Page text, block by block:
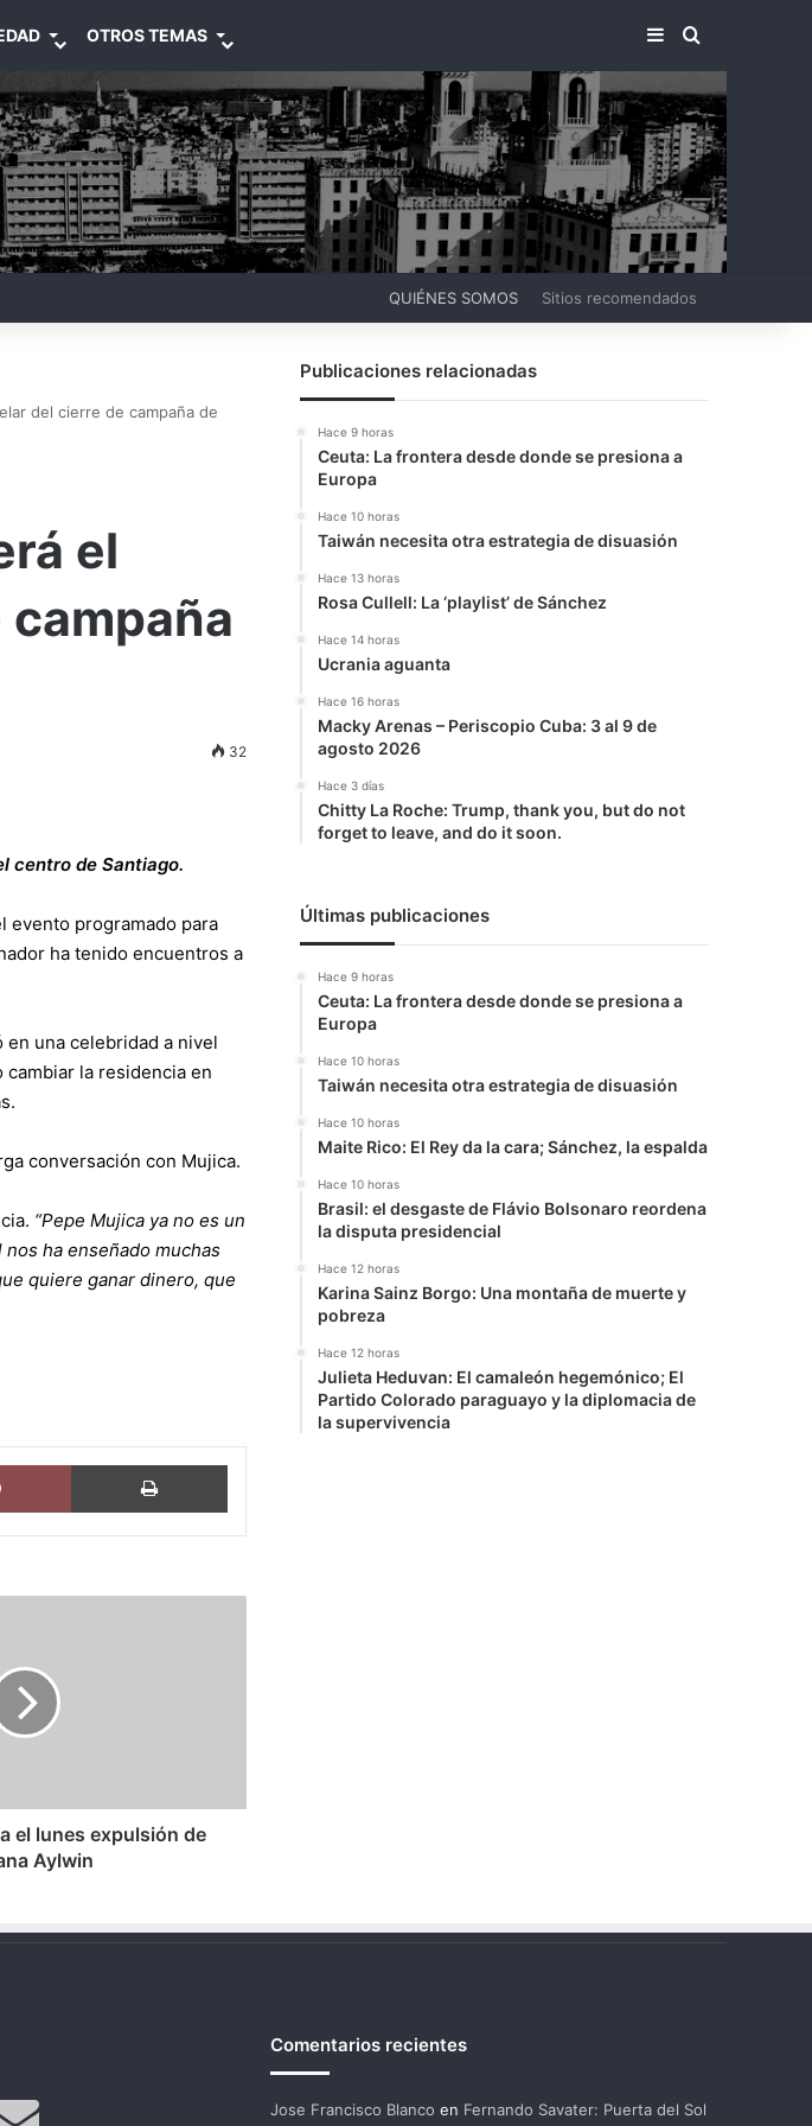
OTROS TEMAS BARRA LATERAL
BUSCAR
QUIÉNES SOMOS Sitios recomendados
del cierre de campaña de
el
32
centro de Santiago.
evento programado para
ha tenido encuentros a
una celebridad a nivel
cambiar la residencia en
conversación con Mujica.
“Pepe Mujica ya no es un
ha enseñado muchas
quiere ganar dinero, que
Pinterest Imprimir
el lunes expulsión de
Aylwin
Publicaciones relacionadas
Hace 9 horas
Ceuta: La frontera desde donde se presiona a
Europa
Hace 10 horas
Taiwán necesita otra estrategia de disuasión
Hace 13 horas
Rosa Cullell: La ‘playlist’ de Sánchez
Hace 14 horas
Ucrania aguanta
Hace 16 horas
Macky Arenas – Periscopio Cuba: 3 al 9 de
agosto 2026
Hace 3 días
Chitty La Roche: Trump, thank you, but do not
forget to leave, and do it soon.
Últimas publicaciones
Hace 9 horas
Ceuta: La frontera desde donde se presiona a
Europa
Hace 10 horas
Taiwán necesita otra estrategia de disuasión
Hace 10 horas
Maite Rico: El Rey da la cara; Sánchez, la espalda
Hace 10 horas
Brasil: el desgaste de Flávio Bolsonaro reordena
la disputa presidencial
Hace 12 horas
Karina Sainz Borgo: Una montaña de muerte y
pobreza
Hace 12 horas
Julieta Heduvan: El camaleón hegemónico; El
Partido Colorado paraguayo y la diplomacia de
la supervivencia
Comentarios recientes
Jose Francisco Blanco en Fernando Savater: Puerta del Sol